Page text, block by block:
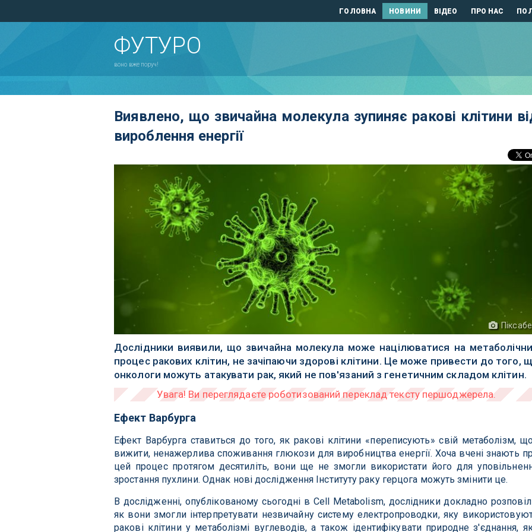
ГОЛОВНА НОВИНИ ВІДЕО ПРО НАС
ФУТУРО
воно вже поруч!
Виявлено, що звичайна молекула зупиняє ракові клітини
вироблення енергії
Дослідники виявили, що звичайна молекула може націлюватися на
процес ракових клітин, не зачіпаючи здорові клітини. Це може привести до того,
онкологи можуть атакувати рак, який не пов'язаний з генетичним складом клітин.
Ефект Варбурга
Ефект Варбурга ставиться до того, як ракові клітини «переписують» свій метаболізм,
вижити, ненажерлива споживання глюкози для виробництва енергії. Хоча вчені знають
цей процес протягом десятиліть, вони ще не змогли використати його для
зростання пухлини. Однак нові дослідження Інституту раку герцога можуть змінити це.
В дослідженні, опублікованому сьогодні в Cell Metabolism, дослідники докладно
як вони змогли інтерпретувати незвичайну систему електропроводки, яку
ракові клітини у метаболізмі вуглеводів, а також ідентифікувати природне з'єднання,